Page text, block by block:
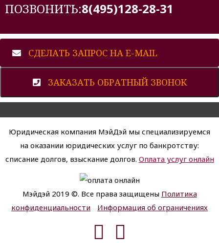
ПОЗВОНИТЬ:8(495)128-28-31
СДЕЛАТЬ ЗАПРОС НА E-MAIL
ЗАКАЗАТЬ ОБРАТНЫЙ ЗВОНОК
Юридическая компания МэйДэй мы специализируемся
на оказании юридических услуг по банкротству:
списание долгов, взыскание долгов. Оплата услуг онлайн
Мэйдэй 2019 ©. Все права защищены Политика
конфиденциальности
Информация об ограничениях